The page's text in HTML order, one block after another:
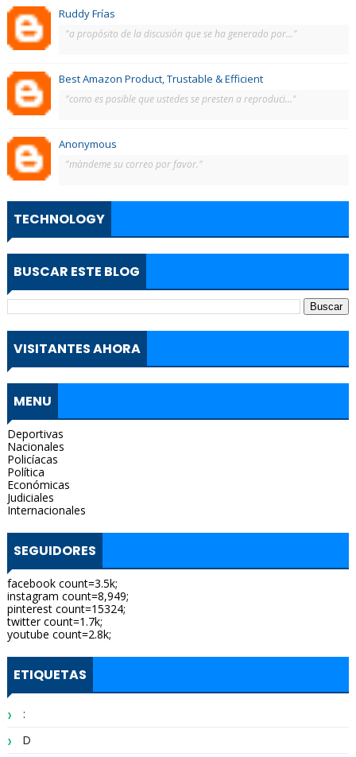
Ruddy Frías
"a propósito de la discusión que se ha generado por..."
Best Amazon Product, Trustable & Efficient
"como es posible que ustedes se presten a reproduci..."
Anonymous
"màndeme su correo por favor."
TECHNOLOGY
BUSCAR ESTE BLOG
VISITANTES AHORA
MENU
Deportivas
Nacionales
Policíacas
Política
Económicas
Judiciales
Internacionales
SEGUIDORES
facebook count=3.5k;
instagram count=8,949;
pinterest count=15324;
twitter count=1.7k;
youtube count=2.8k;
ETIQUETAS
:
D